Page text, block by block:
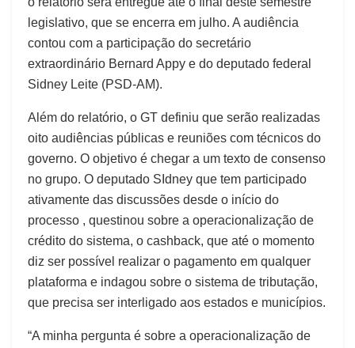
legislativo, que se encerra em julho. A audiência
contou com a participação do secretário
extraordinário Bernard Appy e do deputado federal
Sidney Leite (PSD-AM).
Além do relatório, o GT definiu que serão realizadas
oito audiências públicas e reuniões com técnicos do
governo. O objetivo é chegar a um texto de consenso
no grupo. O deputado SIdney que tem participado
ativamente das discussões desde o início do
processo , questinou sobre a operacionalização de
crédito do sistema, o cashback, que até o momento
diz ser possível realizar o pagamento em qualquer
plataforma e indagou sobre o sistema de tributação,
que precisa ser interligado aos estados e municípios.
“A minha pergunta é sobre a operacionalização de